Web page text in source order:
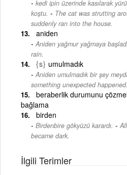
kedi ipin üzerinde kasılarak
koştu. - The cat was strutting
suddenly ran into the house.
aniden
Aniden yağmur yağmaya
rain.
{s} umulmadık
Aniden umulmadık bir şey
something unexpected happened.
beraberlik durumunu
bağlama
birden
Birdenbire gökyüzü karardı. -
became dark.
İlgili Terimler